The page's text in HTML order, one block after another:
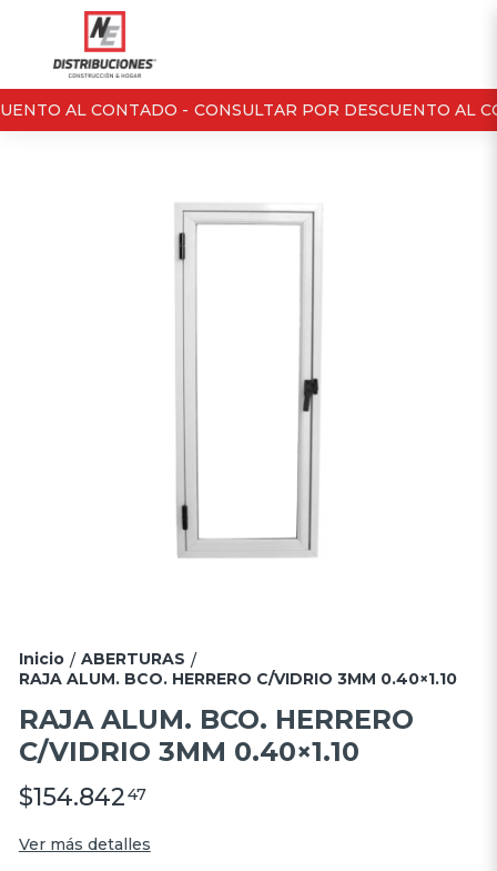
AL CONTADO - CONSULTAR POR DESCUENTO AL
Inicio / ABERTURAS /
RAJA ALUM. BCO. HERRERO C/VIDRIO 3MM 0.40×1.10
RAJA ALUM. BCO. HERRERO
C/VIDRIO 3MM 0.40×1.10
$154.84247
Ver más detalles